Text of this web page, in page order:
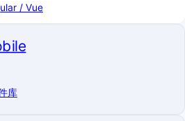
/ Vue
库